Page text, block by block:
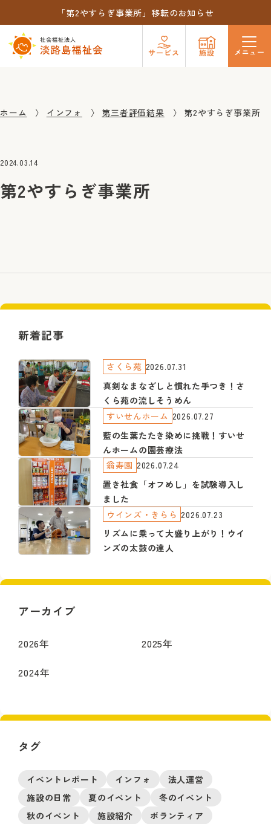
「第2やすらぎ事業所」移転のお知らせ
サービス 施設 メニュー
ホーム インフォ 第三者評価結果 第2やすらぎ事業所
2024.03.14
第2やすらぎ事業所
新着記事
真剣なまなざしと慣れた手つき！さ
くら苑の流しそうめん
さくら苑 2026.07.31
藍の生葉たたき染めに挑戦！すいせ
んホームの園芸療法
すいせんホーム 2026.07.27
置き社食「オフめし」を試験導入し
ました
翁寿園 2026.07.24
リズムに乗って大盛り上がり！ウイ
ンズの太鼓の達人
ウインズ・きらら 2026.07.23
アーカイブ
2026年 2025年
2024年
タグ
イベントレポート インフォ
法人運営
施設の日常
夏のイベント
冬のイベント
秋のイベント
施設紹介
ボランティア